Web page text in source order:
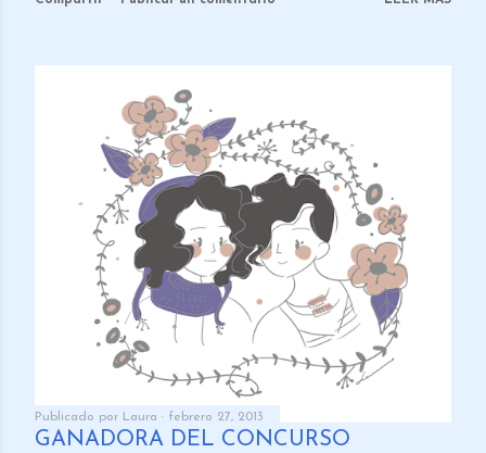
Publicado por Laura febrero 27, 2013
GANADORA DEL CONCURSO